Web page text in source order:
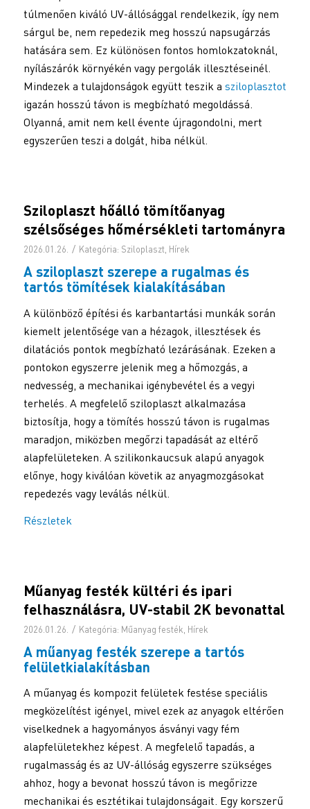
túlmenően kiváló UV-állósággal rendelkezik, így nem
sárgul be, nem repedezik meg hosszú napsugárzás
hatására sem. Ez különösen fontos homlokzatoknál,
nyílászárók környékén vagy pergolák illesztéseinél.
Mindezek a tulajdonságok együtt teszik a sziloplasztot
igazán hosszú távon is megbízható megoldássá.
Olyanná, amit nem kell évente újragondolni, mert
egyszerűen teszi a dolgát, hiba nélkül.
Sziloplaszt hőálló tömítőanyag
szélsőséges hőmérsékleti tartományra
2026.01.26. / Kategória: Sziloplaszt, Hírek
A sziloplaszt szerepe a rugalmas és
tartós tömítések kialakításában
A különböző építési és karbantartási munkák során
kiemelt jelentősége van a hézagok, illesztések és
dilatációs pontok megbízható lezárásának. Ezeken a
pontokon egyszerre jelenik meg a hőmozgás, a
nedvesség, a mechanikai igénybevétel és a vegyi
terhelés. A megfelelő sziloplaszt alkalmazása
biztosítja, hogy a tömítés hosszú távon is rugalmas
maradjon, miközben megőrzi tapadását az eltérő
alapfelületeken. A szilikonkaucsuk alapú anyagok
előnye, hogy kiválóan követik az anyagmozgásokat
repedezés vagy leválás nélkül.
Részletek
Műanyag festék kültéri és ipari
felhasználásra, UV-stabil 2K bevonattal
2026.01.26. / Kategória: Műanyag festék Hírek
A műanyag festék szerepe a tartós
felületkialakításban
A műanyag és kompozit felületek festése speciális
megközelítést igényel, mivel ezek az anyagok eltérően
viselkednek a hagyományos ásványi vagy fém
alapfelületekhez képest. A megfelelő tapadás, a
rugalmasság és az UV-állóság egyszerre szükséges
ahhoz, hogy a bevonat hosszú távon is megőrizze
mechanikai és esztétikai tulajdonságait. Egy korszerű